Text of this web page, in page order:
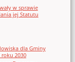
w sprawie
jej Statutu
dla Gminy
2030